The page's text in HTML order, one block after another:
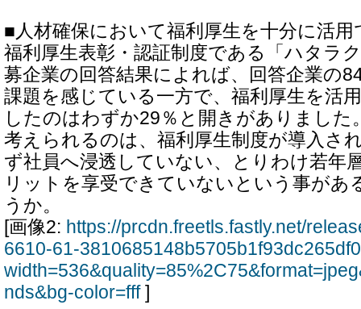
■人材確保において福利厚生を十分に活
福利厚生表彰・認証制度である「ハタラ
募企業の回答結果によれば、回答企業の
課題を感じている一方で、福利厚生を活
したのはわずか29％と開きがありました
考えられるのは、福利厚生制度が導入さ
ず社員へ浸透していない、とりわけ若年
リットを享受できていないという事があ
うか。
[画像2: https://prcdn.freetls.fastly.net/
6610-61-
nds&bg-color=fff]